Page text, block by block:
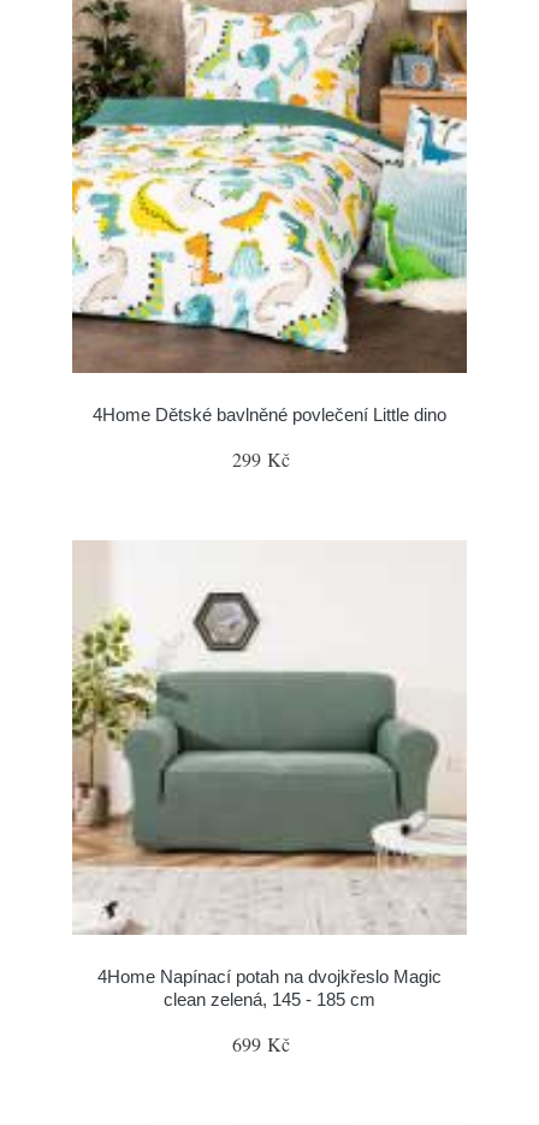
4Home Dětské bavlněné povlečení Little dino
299 Kč
4Home Napínací potah na dvojkřeslo Magic
clean zelená, 145 - 185 cm
699 Kč